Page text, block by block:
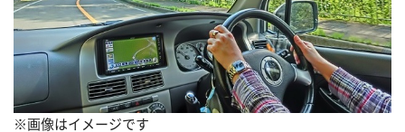
※画像はイメージです